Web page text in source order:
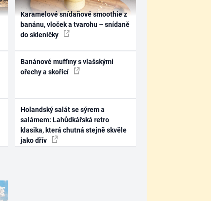
Karamelové snídaňové smoothie z
banánu, vloček a tvarohu – snídaně
do skleničky
Banánové muffiny s vlašskými
ořechy a skořicí
Holandský salát se sýrem a
salámem: Lahůdkářská retro
klasika, která chutná stejně skvěle
jako dřív